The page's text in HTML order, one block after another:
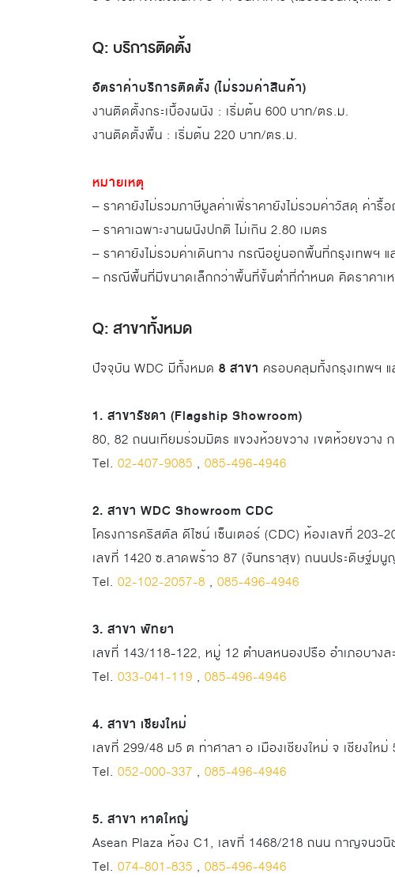
Q: บริการติดตั้ง
อัตราค่าบริการติดตั้ง (ไม่รวมค่าสินค้า)
งานติดตั้งกระเบื้องผนัง : เริ่มต้น 600 บาท/ตร.ม.
งานติดตั้งพื้น : เริ่มต้น 220 บาท/ตร.ม.
หมายเหตุ
– ราคายังไม่รวมภาษีมูลค่าเพิ่ราคายังไม่รวมค่าวัสดุ ค่ารื้
– ราคาเฉพาะงานผนังปกติ ไม่เกิน 2.80 เมตร
– ราคายังไม่รวมค่าเดินทาง กรณีอยู่นอกพื้นที่กรุงเทพฯ
– กรณีพื้นที่มีขนาดเล็กกว่าพื้นที่ขั้นต่ำที่กำหนด คิดราคาเ
Q: สาขาทั้งหมด
ปัจจุบัน WDC มีทั้งหมด 8 สาขา ครอบคลุมทั้งกรุงเทพฯ แ
1. สาขารัชดา (Flagship Showroom)
80, 82 ถนนเทียมร่วมมิตร แขวงห้วยขวาง เขตห้วยขวาง
Tel. 02-407-9085 , 085-496-4946
2. สาขา WDC Showroom CDC
โครงการคริสตัล ดีไซน์ เซ็นเตอร์ (CDC) ห้องเลขที่ 203-
เลขที่ 1420 ซ.ลาดพร้าว 87 (จันทราสุข) ถนนประดิษฐ์ม
Tel. 02-102-2057-8 , 085-496-4946
3. สาขา พัทยา
เลขที่ 143/118-122, หมู่ 12 ตำบลหนองปรือ อำเภอบาง
Tel. 033-041-119 , 085-496-4946
4. สาขา เชียงใหม่
เลขที่ 299/48 ม5 ต ท่าศาลา อ เมืองเชียงใหม่ จ เชียงใหม่
Tel. 052-000-337 , 085-496-4946
5. สาขา หาดใหญ่
Asean Plaza ห้อง C1, เลขที่ 1468/218 ถนน กาญจนว
Tel. 074-801-835 , 085-496-4946